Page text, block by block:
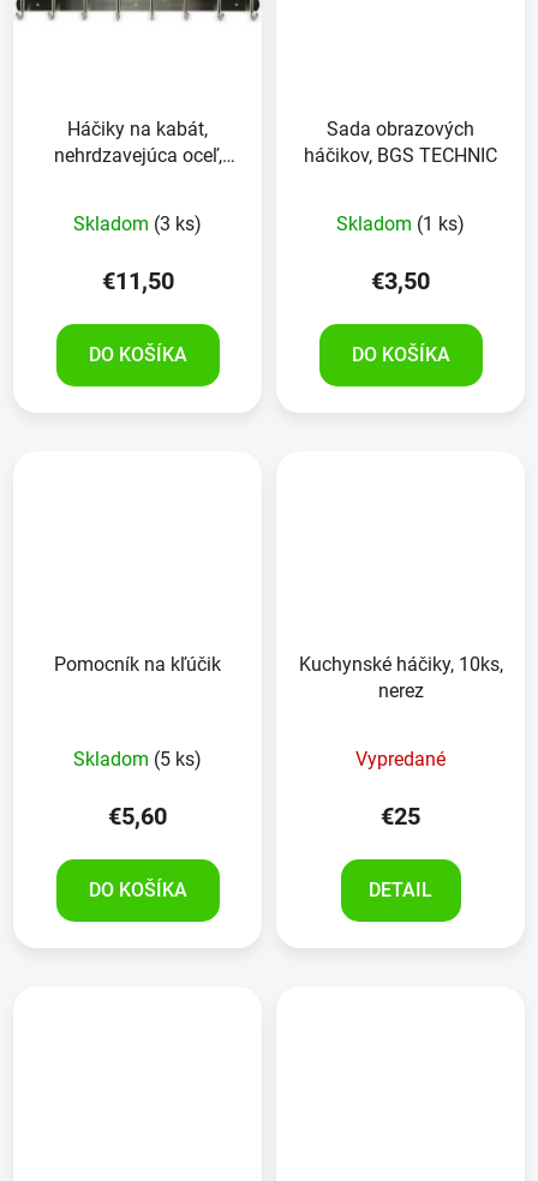
Háčiky na kabát,
nehrdzavejúca oceľ,
Skladom (3 ks)
€11,50
DO KOŠÍKA
Sada obrazových
háčikov, BGS TECHNIC
Skladom (1 ks)
€3,50
DO KOŠÍKA
Pomocník na kľúčik
Skladom (5 ks)
€5,60
DO KOŠÍKA
Kuchynské háčiky, 10ks,
nerez
Vypredané
€25
DETAIL